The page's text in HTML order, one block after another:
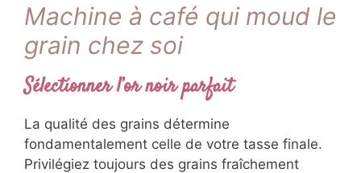
Machine à café qui moud le
grain chez soi
Sélectionner l’or noir parfait
La qualité des grains détermine
fondamentalement celle de votre tasse finale.
Privilégiez toujours des grains fraîchement